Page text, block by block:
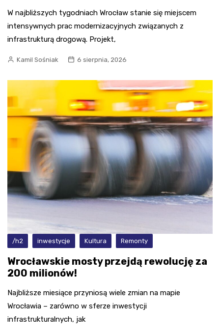
W najbliższych tygodniach Wrocław stanie się miejscem
intensywnych prac modernizacyjnych związanych z
infrastrukturą drogową. Projekt,
Kamil Sośniak 6 sierpnia, 2026
/h2 inwestycje Kultura Remonty
Wrocławskie mosty przejdą rewolucję za
200 milionów!
Najbliższe miesiące przyniosą wiele zmian na mapie
Wrocławia – zarówno w sferze inwestycji
infrastrukturalnych, jak